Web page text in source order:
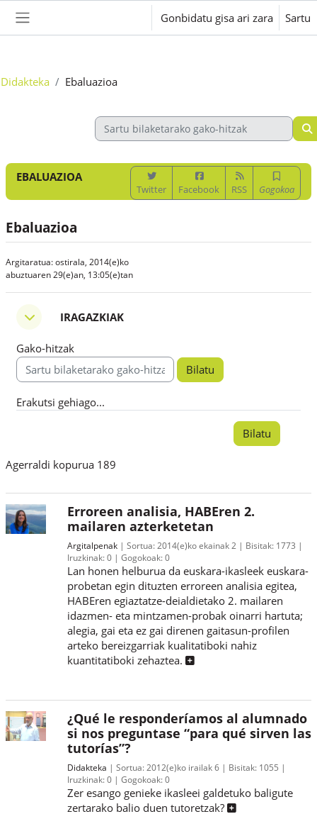
Alboko panela
Gonbidatu gisa ari zara Sartu
Didakteka Ebaluazioa
EBALUAZIOA
Twitter Facebook RSS Gogokoa
Ebaluazioa
Argitaratua: ostirala, 2014(e)ko
abuztuaren 29(e)an, 13:05(e)tan
Iragazkiak
IragazkiakIRAGAZKIAK
Gako-hitzak
Gako-hitzak
Erakutsi gehiago...
Agerraldi kopurua 189
Erroreen analisia, HABEren 2.
mailaren azterketetan
Argitalpenak Sortua: 2014(e)ko ekainak 2 Bisitak: 1773
Iruzkinak:0 Gogokoak:0
Lan honen helburua da euskara-ikasleek euskara-
probetan egin dituzten erroreen analisia egitea,
HABEren egiaztatze-deialdietako 2. mailaren
idazmen- eta mintzamen-probak oinarri hartuta;
alegia, gai eta ez gai direnen gaitasun-profilen
arteko bereizgarriak kualitatiboki nahiz
kuantitatiboki zehaztea.
¿Qué le responderíamos al alumnado
si nos preguntase “para qué sirven las
tutorías”?
Didakteka Sortua: 2012(e)ko irailak 6 Bisitak: 1055
Iruzkinak:0 Gogokoak:0
Zer esango genieke ikasleei galdetuko baligute
zertarako balio duen tutoretzak?